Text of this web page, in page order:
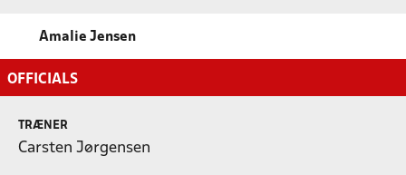
Amalie Jensen
OFFICIALS
TRÆNER
Carsten Jørgensen